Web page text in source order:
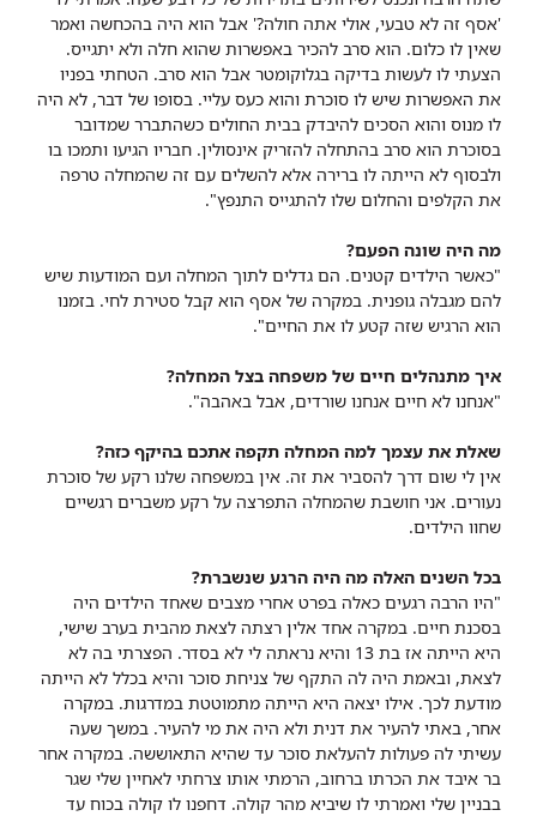
'אסף זה לא טבעי, אולי אתה חולה?' אבל הוא היה בהכחשה ואמר
שאין לו כלום. הוא סרב להכיר באפשרות שהוא חלה ולא יתגייס.
הצעתי לו לעשות בדיקה בגלוקומטר אבל הוא סרב. הטחתי בפניו
את האפשרות שיש לו סוכרת והוא כעס עליי. בסופו של דבר, לא היה
לו מנוס והוא הסכים להיבדק בבית החולים כשהתברר שמדובר
בסוכרת הוא סרב בהתחלה להזריק אינסולין. חבריו הגיעו ותמכו בו
ולבסוף לא הייתה לו ברירה אלא להשלים עם זה שהמחלה טרפה
את הקלפים והחלום שלו להתגייס התנפץ".
מה היה שונה הפעם?
"כאשר הילדים קטנים. הם גדלים לתוך המחלה ועם המודעות שיש
להם מגבלה גופנית. במקרה של אסף הוא קבל סטירת לחי. בזמנו
הוא הרגיש שזה קטע לו את החיים".
איך מתנהלים חיים של משפחה בצל המחלה?
"אנחנו לא חיים אנחנו שורדים, אבל באהבה".
שאלת את עצמך למה המחלה תקפה אתכם בהיקף כזה?
אין לי שום דרך להסביר את זה. אין במשפחה שלנו רקע של סוכרת
נעורים. אני חושבת שהמחלה התפרצה על רקע משברים רגשיים
שחוו הילדים.
בכל השנים האלה מה היה הרגע שנשברת?
"היו הרבה רגעים כאלה בפרט אחרי מצבים שאחד הילדים היה
בסכנת חיים. במקרה אחד אלין רצתה לצאת מהבית בערב שישי,
היא הייתה אז בת 13 והיא נראתה לי לא בסדר. הפצרתי בה לא
לצאת, ובאמת היה לה התקף של צניחת סוכר והיא בכלל לא הייתה
מודעת לכך. אילו יצאה היא הייתה מתמוטטת במדרגות. במקרה
אחר, באתי להעיר את דנית ולא היה את מי להעיר. במשך שעה
עשיתי לה פעולות להעלאת סוכר עד שהיא התאוששה. במקרה אחר
בר איבד את הכרתו ברחוב, הרמתי אותו צרחתי לאחיין שלי שגר
בבניין שלי ואמרתי לו שיביא מהר קולה. דחפנו לו קולה בכוח עד